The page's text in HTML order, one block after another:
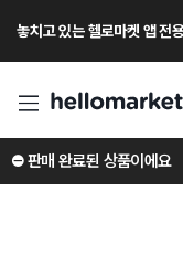
놓치고 있는 헬로마켓 앱 전
⛔️ 판매 완료된 상품이에요